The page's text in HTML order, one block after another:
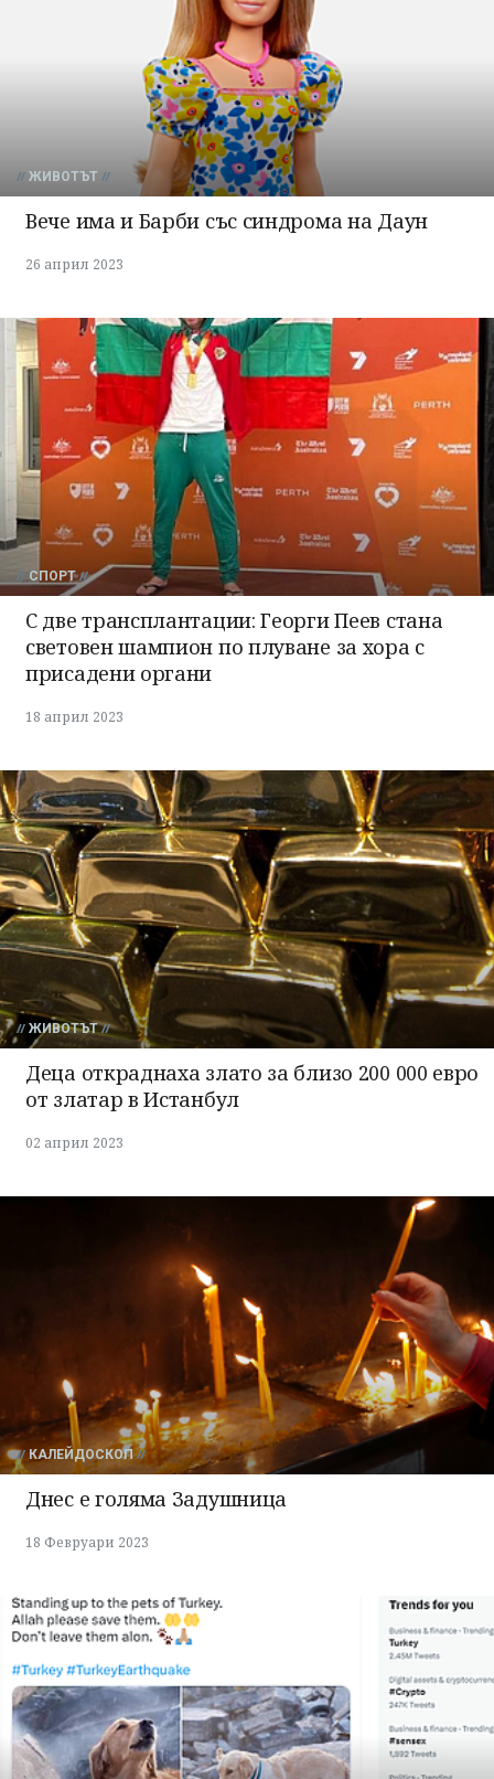
ЖИВОТЪТ
Вече има и Барби със синдрома на Даун
26 април 2023
СПОРТ
С две трансплантации: Георги Пеев стана
световен шампион по плуване за хора с
присадени органи
18 април 2023
ЖИВОТЪТ
Деца откраднаха злато за близо 200 000 евро
от златар в Истанбул
02 април 2023
КАЛЕЙДОСКОП
Днес е голяма Задушница
18 Февруари 2023